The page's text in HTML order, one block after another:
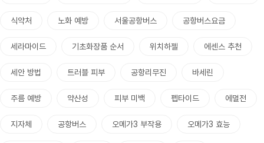
식약처 노화 예방 서울공항버스 공항버스요금
세라마이드 기초화장품 순서 위치하젤 에센스 추천
세안 방법 트러블 피부 공항리무진 바세린
주름 예방 약산성 피부 미백 펩타이드 에멀전
지자체 공항버스 오메가3 부작용 오메가3 효능